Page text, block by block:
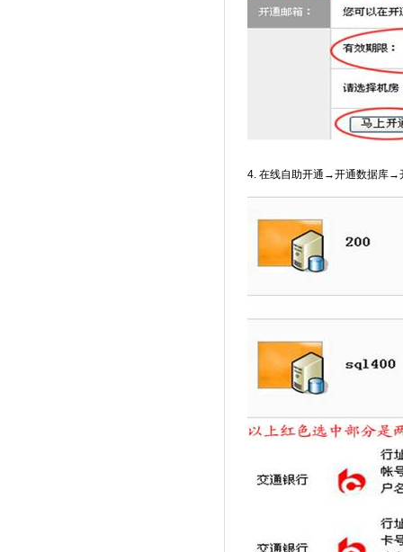
4. 在线自助开通→开通数据库→